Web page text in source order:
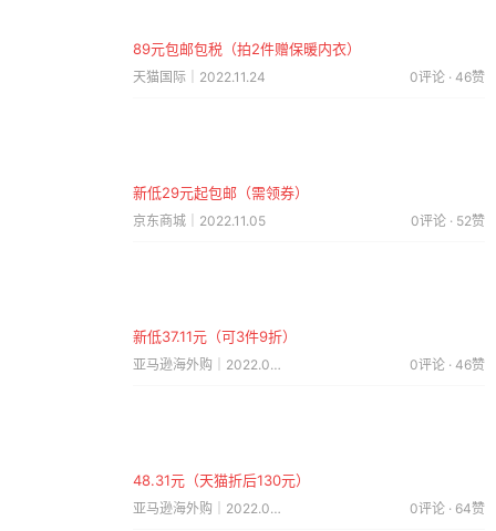
89元包邮包税（拍2件赠保暖内衣）
天猫国际｜2022.11.24 0评论 · 46赞
新低29元起包邮（需领券）
京东商城｜2022.11.05 0评论 · 52赞
新低37.11元（可3件9折）
亚马逊海外购｜2022.09.11 0评论 · 46赞
48.31元（天猫折后130元）
亚马逊海外购｜2022.05.14 0评论 · 64赞